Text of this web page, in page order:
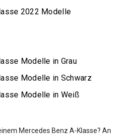
2022 Modelle
Modelle in Grau
Modelle in Schwarz
Modelle in Weiß
Mercedes Benz A-Klasse? An